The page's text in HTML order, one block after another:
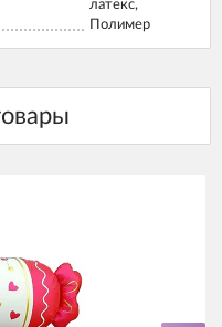
латекс,
Полимер